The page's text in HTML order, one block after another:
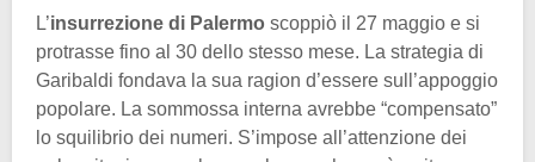
L’insurrezione di Palermo scoppiò il 27 maggio e si
protrasse fino al 30 dello stesso mese. La strategia di
Garibaldi fondava la sua ragion d’essere sull’appoggio
popolare. La sommossa interna avrebbe “compensato”
lo squilibrio dei numeri. S’impose all’attenzione dei